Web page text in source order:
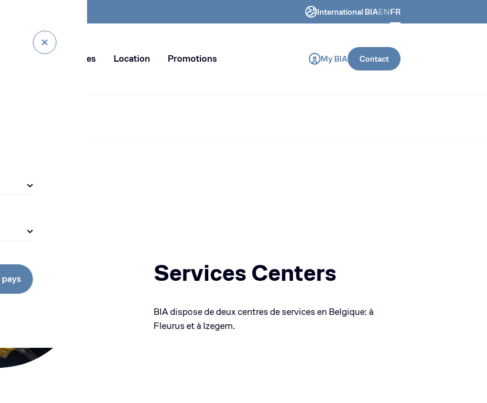
International BIAENFR
de machines de génie civil et de construction.
Solutions digitales Location Promotions My BIA Contact
Services Centers
BIA dispose de deux centres de services en Belgique: à
Fleurus et à Izegem.